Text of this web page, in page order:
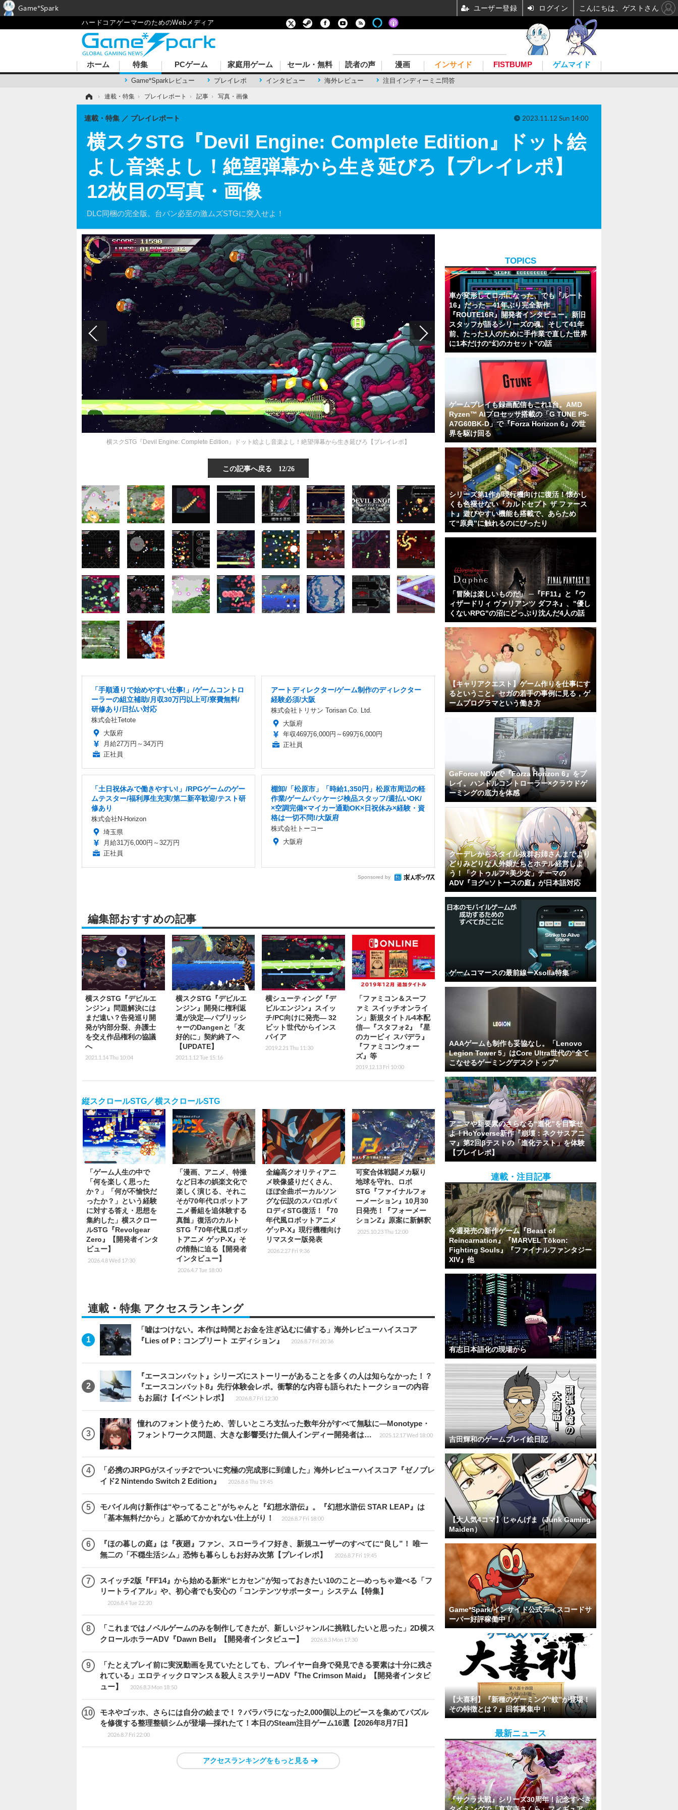
ハードコアゲーマーのためのWebメディア
ホーム 特集
Game*Sparkレビュー プレイレポ インタビュー 海外レビュー 注目インディーミニ問答
PCゲーム 家庭用ゲーム セール・無料 読者の声 漫画 インサイド FISTBUMP ゲムマイド
› 連載・特集 › プレイレポート › 記事 › 写真・画像
横スクSTG『Devil Engine: Complete Edition』ドット絵
よし音楽よし！絶望弾幕から生き延びろ【プレイレポ】
12枚目の写真・画像
DLC同梱の完全版。台パン必至の激ムズSTGに突入せよ！
連載・特集 プレイレポート 2023.11.12 Sun 14:00
横スクSTG『Devil Engine: Complete Edition』ドット絵よし音楽よし！絶望弾幕から生き延びろ【プレイレポ】
この記事へ戻る 12/26
「手順通りで始めやすい仕事!」/ゲームコントロ
ーラーの組立補助/月収30万円以上可/寮費無料/
研修あり/日払い対応
株式会社Tetote
大阪府
月給27万円～34万円
正社員
アートディレクター/ゲーム制作のディレクター
経験必須/大阪
株式会社トリサン Torisan Co. Ltd.
大阪府
年収469万6,000円～699万6,000円
正社員
「土日祝休みで働きやすい!」/RPGゲームのゲー
ムテスター/福利厚生充実/第二新卒歓迎/テスト研
修あり
株式会社N-Horizon
埼玉県
月給31万6,000円～32万円
正社員
棚卸/「松原市」「時給1,350円」松原市周辺の軽
作業/ゲームパッケージ検品スタッフ/週払いOK/
×空調完備×マイカー通勤OK×日祝休み×経験・資
格は一切不問!/大阪府
株式会社トーコー
大阪府
Sponsored by
編集部おすすめの記事
横スクSTG『デビルエ
ンジン』問題解決には
まだ遠い？告発巡り開
発が内部分裂、弁護士
を交え作品権利の協議
へ
2021.1.14 Thu 10:04
横スクSTG『デビルエ
ンジン』開発に権利返
還が決定―パブリッシ
ャーのDangenと「友
好的に」契約終了へ
【UPDATE】
2021.1.12 Tue 15:16
横シューティング『デ
ビルエンジン』スイッ
チ/PC向けに発売― 32
ビット世代からインス
パイア
2019.2.21 Thu 11:30
「ファミコン＆スーフ
ァミ スイッチオンライ
ン」新規タイトル4本配
信―『スタフォ2』『星
のカービィ スパデラ』
『ファミコンウォー
ズ』等
2019.12.13 Fri 10:00
縦スクロールSTG／横スクロールSTG
「ゲーム人生の中で
「何を楽しく思った
か？」「何が不愉快だ
ったか？」という経験
に対する答え・思想を
集約した」横スクロー
ルSTG『Revolgear
Zero』【開発者インタ
ビュー】
2026.4.8 Wed 17:30
「漫画、アニメ、特撮
など日本の娯楽文化で
楽しく演じる、それこ
そが70年代ロボットア
ニメ番組を追体験する
真髄」復活のカルト
STG『70年代風ロボッ
トアニメ ゲッP-X』そ
の情熱に迫る【開発者
インタビュー】
2026.4.7 Tue 18:00
全編高クオリティアニ
メ映像盛りだくさん、
ほぼ全曲ボーカルソン
グな伝説のスパロボパ
ロディSTG復活！『70
年代風ロボットアニメ
ゲッP-X』現行機種向け
リマスター版発表
2026.2.27 Fri 9:36
可変合体戦闘メカ駆り
地球を守れ、ロボ
STG『ファイナルフォ
ーメーション』10月30
日発売！『フォーメー
ションZ』原案に新解釈
2025.10.23 Thu 12:00
連載・特集 アクセスランキング
「嘘はつけない。本作は時間とお金を注ぎ込むに値する」海外レビューハイスコア
『Lies of P：コンプリート エディション』
2026.8.7 Fri 20:36
『エースコンバット』シリーズにストーリーがあることを多くの人は知らなかった！？
『エースコンバット8』先行体験会レポ。衝撃的な内容も語られたトークショーの内容
もお届け【イベントレポ】
2026.8.7 Fri 12:30
憧れのフォント使うため、苦しいところ支払った数年分がすべて無駄に―Monotype・
フォントワークス問題、大きな影響受けた個人インディー開発者は…
2025.12.17 Wed 18:00
「必携のJRPGがスイッチ2でついに究極の完成形に到達した」海外レビューハイスコア『ゼノブレ
イド2 Nintendo Switch 2 Edition』
2026.8.6 Thu 19:45
モバイル向け新作は“やってること”がちゃんと『幻想水滸伝』。『幻想水滸伝 STAR LEAP』は
「基本無料だから」と舐めてかかれない仕上がり！
2026.8.7 Fri 18:00
『ほの暮しの庭』は『夜廻』ファン、スローライフ好き、新規ユーザーのすべてに“良し”！ 唯一
無二の「不穏生活シム」恐怖も暮らしもお好み次第【プレイレポ】
2026.8.7 Fri 19:45
スイッチ2版『FF14』から始める新米“ヒカセン”が知っておきたい10のこと―めっちゃ遊べる「フ
リートライアル」や、初心者でも安心の「コンテンツサポーター」システム【特集】
2026.8.4 Tue 22:20
「これまではノベルゲームのみを制作してきたが、新しいジャンルに挑戦したいと思った」2D横ス
クロールホラーADV『Dawn Bell』【開発者インタビュー】
2026.8.3 Mon 17:30
「たとえプレイ前に実況動画を見ていたとしても、プレイヤー自身で発見できる要素は十分に残さ
れている」エロティックロマンス＆殺人ミステリーADV『The Crimson Maid』【開発者インタビ
ュー】
2026.8.3 Mon 18:50
モネやゴッホ、さらには自分の絵まで！？バラバラになった2,000個以上のピースを集めてパズル
を修復する整理整頓シムが登場―採れたて！本日のSteam注目ゲーム16選【2026年8月7日】
2026.8.7 Fri 22:00
アクセスランキングをもっと見る
TOPICS
車が変形してロボになった、でも『ルート
16』だった―41年ぶり完全新作
『ROUTE16R』開発者インタビュー。新旧
スタッフが語るシリーズの魂。そして41年
前、たった1人のために手作業で直した世界
に1本だけの“幻のカセット”の話
ゲームプレイも録画配信もこれ1台。AMD
Ryzen™ AIプロセッサ搭載の「G TUNE P5-
A7G60BK-D」で『Forza Horizon 6』の世
界を駆け回る
シリーズ第1作が現行機向けに復活！懐かし
くも色褪せない『カルドセプト ザ ファース
ト』遊びやすい機能も搭載で、あらため
て“原典”に触れるのにぴったり
「冒険は楽しいものだ」 ─『FF11』と『ウ
ィザードリィ ヴァリアンツ ダフネ』、"優し
くないRPG"の沼にどっぷり沈んだ4人の話
【キャリアクエスト】ゲーム作りを仕事にす
るということ。セガの若手の事例に見る，ゲ
ームプログラマという働き方
GeForce NOWで『Forza Horizon 6』をプ
レイ。ハンドルコントローラー×クラウドゲ
ーミングの底力を体感
クーデレからスタイル抜群お姉さんまでより
どりみどりな人外娘たちとホテル経営しよ
う！「クトゥルフ×美少女」テーマの
ADV『ヨグ=ソトースの庭』が日本語対応
ゲームコマースの最前線ーXsolla特集
AAAゲームも制作も妥協なし。「Lenovo
Legion Tower 5」はCore Ultra世代の“全て
こなせるゲーミングデスクトップ”
アニマや新要素のさらなる“進化”を目撃せ
よ！HoYoverse新作『崩壊：ネクサスアニ
マ』第2回βテストの「進化テスト」を体験
【プレイレポ】
連載・注目記事
今週発売の新作ゲーム『Beast of
Reincarnation』『MARVEL Tōkon:
Fighting Souls』『ファイナルファンタジー
XIV』他
有志日本語化の現場から
吉田輝和のゲームプレイ絵日記
【大人気4コマ】じゃんげま（Junk Gaming
Maiden）
Game*Spark/インサイド公式ディスコードサ
ーバー好評稼働中！
【大喜利】『新種のゲーミング“蚊”が登場！
その特徴とは？』回答募集中！
最新ニュース
『サクラ大戦』シリーズ30周年！記念すべき
Game*Spark ユーザー登録 ログイン こんにちは、ゲストさん